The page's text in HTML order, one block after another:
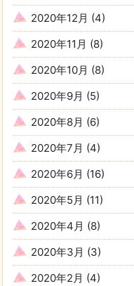
2020年12月 (4)
2020年11月 (8)
2020年10月 (8)
2020年9月 (5)
2020年8月 (6)
2020年7月 (4)
2020年6月 (16)
2020年5月 (11)
2020年4月 (8)
2020年3月 (3)
2020年2月 (4)